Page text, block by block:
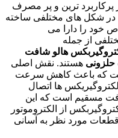
پرکاربرد ترین و پر مصرف
در شکل های مختلفی ساخته
خود را دارا می
از جمله
هالو شافت
حلزونی هستند. نقش اصلی
که باعث کاهش سرعت
ها اتصال
مسقیم است که این
از الکتروموتور
مورد نظر به آسانی